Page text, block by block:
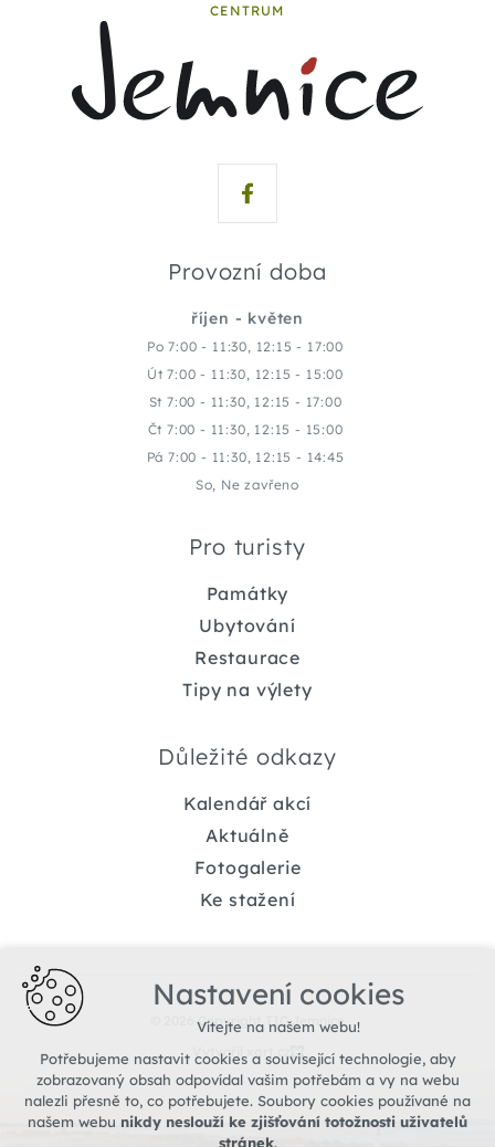
CENTRUM
Provozní doba
říjen - květen
Po 7:00 - 11:30, 12:15 - 17:00
Út 7:00 - 11:30, 12:15 - 15:00
St 7:00 - 11:30, 12:15 - 17:00
Čt 7:00 - 11:30, 12:15 - 15:00
Pá 7:00 - 11:30, 12:15 - 14:45
So, Ne zavřeno
Pro turisty
Památky
Ubytování
Restaurace
Tipy na výlety
Důležité odkazy
Kalendář akcí
Aktuálně
Fotogalerie
Ke stažení
© 2026 Copyright TIC Jemnice
Vytvořil xart.cz
Nastavení cookies
Vítejte na našem webu!
Potřebujeme nastavit cookies a související technologie, aby
zobrazovaný obsah odpovídal vašim potřebám a vy na webu
nalezli přesně to, co potřebujete. Soubory cookies používané na
našem webu nikdy neslouží ke zjišťování totožnosti uživatelů
stránek.